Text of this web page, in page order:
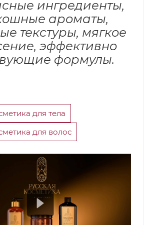
ингредиенты,
ароматы,
текстуры, мягкое
эффективно
формулы.
для тела
для волос